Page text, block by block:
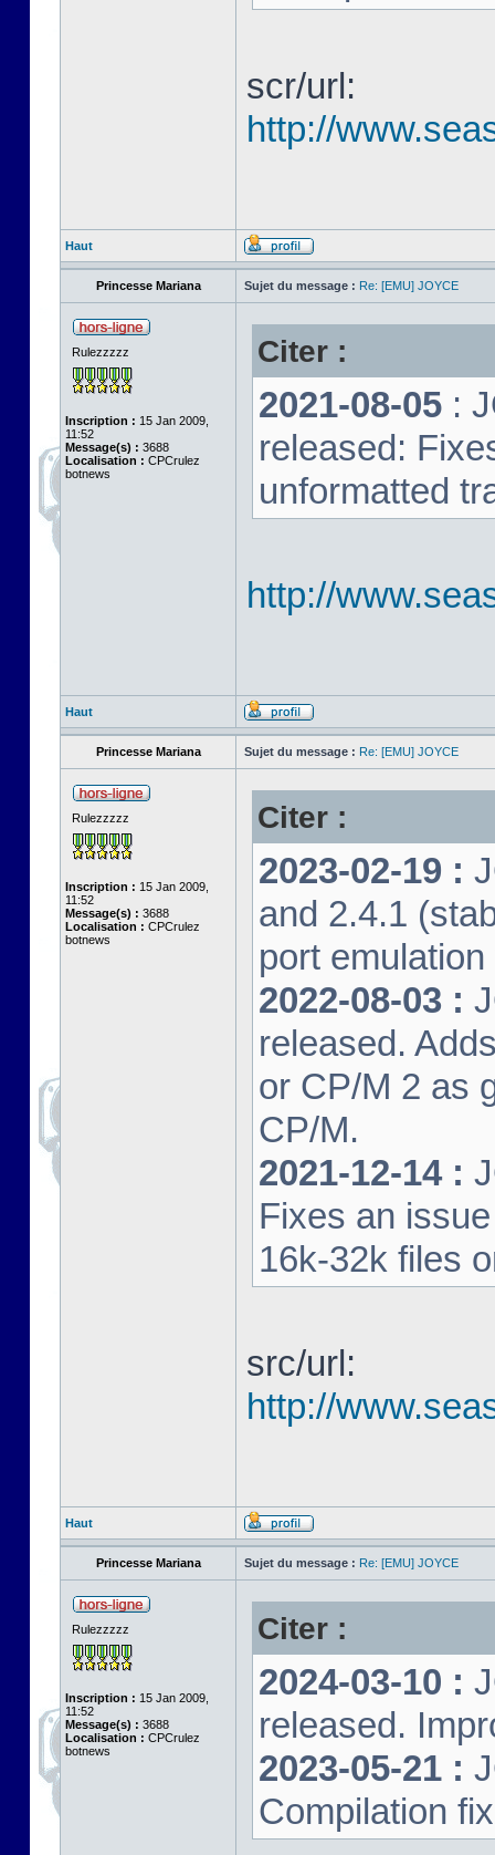
scr/url:
http://
Haut
Princesse Mariana Sujet du message : Re: [EMU] JOYCE
Rulezzzzz
Inscription : 15 Jan 2009,
11:52
Message(s) : 3688
Localisation : CPCrulez
botnews
Citer :
2021-08-05 :
released:
unformatted
http://
Haut
Princesse Mariana Sujet du message : Re: [EMU] JOYCE
Rulezzzzz
Inscription : 15 Jan 2009,
11:52
Message(s) : 3688
Localisation : CPCrulez
botnews
Citer :
2023-02-19 :
and 2.4.1
port
2022-08-03 :
released.
or CP/M 2 as
CP/M.
2021-12-14 :
Fixes an
16k-32k files
src/url:
http://
Haut
Princesse Mariana Sujet du message : Re: [EMU] JOYCE
Rulezzzzz
Inscription : 15 Jan 2009,
11:52
Message(s) : 3688
Localisation : CPCrulez
botnews
Citer :
2024-03-10 :
released.
2023-05-21 :
Compilation